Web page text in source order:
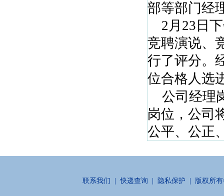
部等部门经
2 月 23 日
竞聘演说、
行了评分。
位合格人选
公司经理
岗位，公司
公平、公正
联系我们 |快递查询 隐私保护 | 版权所